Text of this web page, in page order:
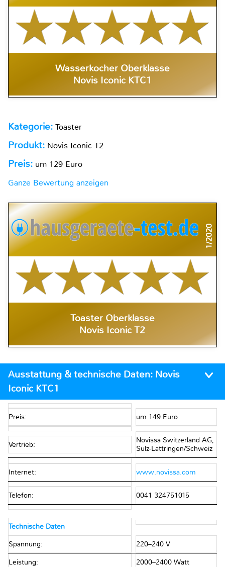
Wasserkocher Oberklasse
Novis Iconic KTC1
Kategorie: Toaster
Produkt: Novis Iconic T2
Preis: um 129 Euro
Ganze Bewertung anzeigen
1/2020
Toaster Oberklasse
Novis Iconic T2
Ausstattung & technische Daten: Novis
Iconic KTC1
Preis: um 149 Euro
Vertrieb:
Novissa Switzerland AG,
Sulz-Lattringen/Schweiz
Internet: www.novissa.com
Telefon: 0041 324751015
Technische Daten
Spannung: 220–240 V
Leistung: 2000–2400 Watt